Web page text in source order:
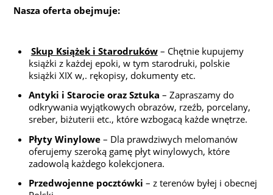
Nasza oferta obejmuje:
Skup Książek i Starodruków– Chętnie kupujemy
książki z każdej epoki, w tym starodruki, polskie
książki XIX w,. rękopisy, dokumenty etc.
Antyki i Starocie oraz Sztuka – Zapraszamy do
odkrywania wyjątkowych obrazów, rzeźb, porcelany,
sreber, biżuterii etc., które wzbogacą każde wnętrze.
Płyty Winylowe– Dla prawdziwych melomanów
oferujemy szeroką gamę płyt winylowych, które
zadowolą każdego kolekcjonera.
Przedwojenne pocztówki – z terenów byłej i obecnej